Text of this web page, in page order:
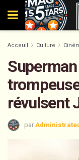
Acceuil Culture
révulsent
par